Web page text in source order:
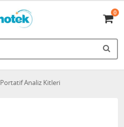
0
Portatif Analiz Kitleri